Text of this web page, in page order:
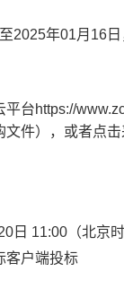
至2025年01月16日
台https://
件），或者点
日 11:00 （北京
客户端投标